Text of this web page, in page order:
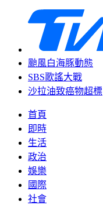
颱風白海豚動態
SBS歌謠大戰
沙拉油致癌物超標
首頁
即時
生活
政治
娛樂
國際
社會